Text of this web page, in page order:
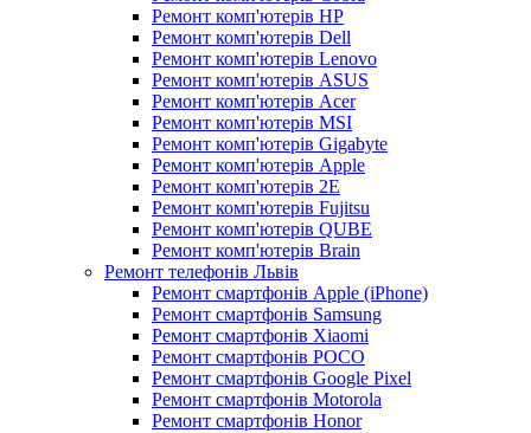
Ремонт комп'ютерів HP
Ремонт комп'ютерів Dell
Ремонт комп'ютерів Lenovo
Ремонт комп'ютерів ASUS
Ремонт комп'ютерів Acer
Ремонт комп'ютерів MSI
Ремонт комп'ютерів Gigabyte
Ремонт комп'ютерів Apple
Ремонт комп'ютерів 2E
Ремонт комп'ютерів Fujitsu
Ремонт комп'ютерів QUBE
Ремонт комп'ютерів Brain
Ремонт телефонів Львів
Ремонт смартфонів Apple (iPhone)
Ремонт смартфонів Samsung
Ремонт смартфонів Xiaomi
Ремонт смартфонів POCO
Ремонт смартфонів Google Pixel
Ремонт смартфонів Motorola
Ремонт смартфонів Honor